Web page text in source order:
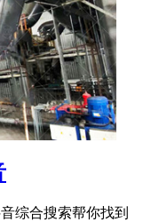
综合搜索帮你找到